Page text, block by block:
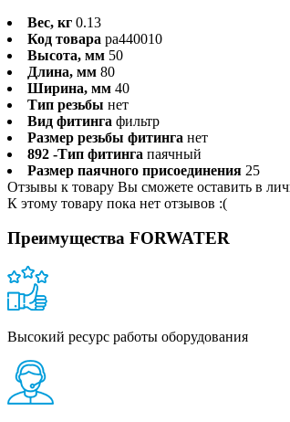
Вес, кг 0.13
Код товара pa440010
Высота, мм 50
Длина, мм 80
Ширина, мм 40
Тип резьбы нет
Вид фитинга фильтр
Размер резьбы фитинга нет
892 -Тип фитинга паячный
Размер паячного присоединения 25
Отзывы к товару Вы сможете оставить в
К этому товару пока нет отзывов :(
Преимущества FORWATER
Высокий ресурс работы оборудования